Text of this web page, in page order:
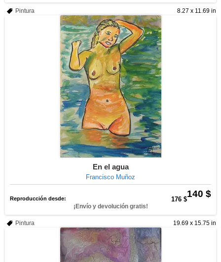
8.27 x 11.69 in
Pintura
En el agua
Francisco Muñoz
140 $
Reproducción desde: 176 $
¡Envío y devolución gratis!
19.69 x 15.75 in
Pintura